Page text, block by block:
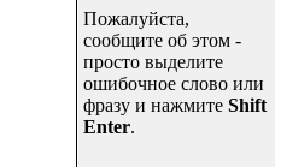
Пожалуйста,
сообщите об этом -
просто выделите
ошибочное слово или
фразу и нажмите Shift
Enter.